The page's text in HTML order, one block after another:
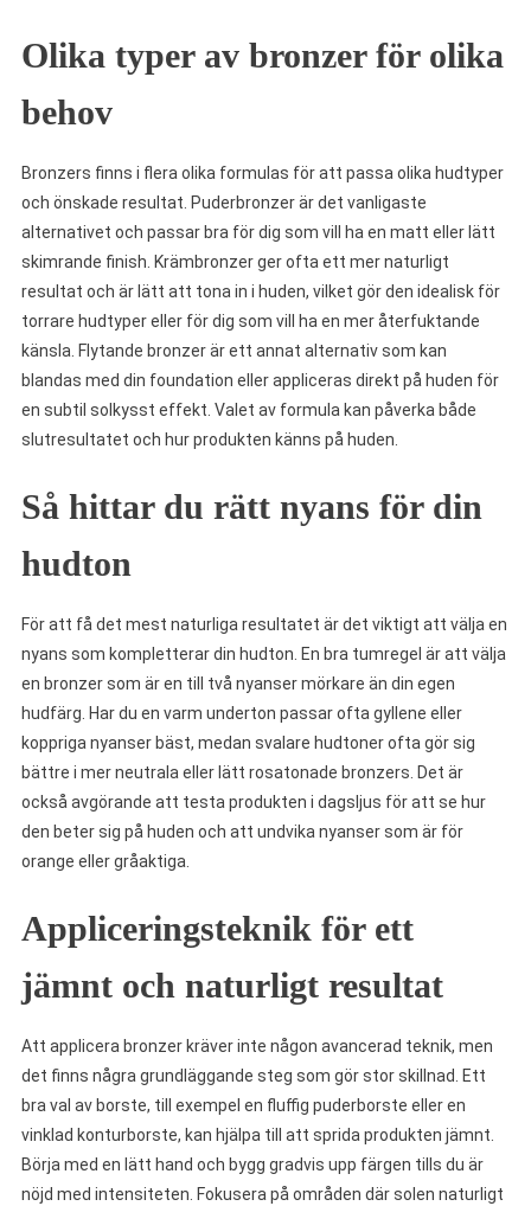
Olika typer av bronzer för olika
behov
Bronzers finns i flera olika formulas för att passa olika hudtyper
och önskade resultat. Puderbronzer är det vanligaste
alternativet och passar bra för dig som vill ha en matt eller lätt
skimrande finish. Krämbronzer ger ofta ett mer naturligt
resultat och är lätt att tona in i huden, vilket gör den idealisk för
torrare hudtyper eller för dig som vill ha en mer återfuktande
känsla. Flytande bronzer är ett annat alternativ som kan
blandas med din foundation eller appliceras direkt på huden för
en subtil solkysst effekt. Valet av formula kan påverka både
slutresultatet och hur produkten känns på huden.
Så hittar du rätt nyans för din
hudton
För att få det mest naturliga resultatet är det viktigt att välja en
nyans som kompletterar din hudton. En bra tumregel är att välja
en bronzer som är en till två nyanser mörkare än din egen
hudfärg. Har du en varm underton passar ofta gyllene eller
koppriga nyanser bäst, medan svalare hudtoner ofta gör sig
bättre i mer neutrala eller lätt rosatonade bronzers. Det är
också avgörande att testa produkten i dagsljus för att se hur
den beter sig på huden och att undvika nyanser som är för
orange eller gråaktiga.
Appliceringsteknik för ett
jämnt och naturligt resultat
Att applicera bronzer kräver inte någon avancerad teknik, men
det finns några grundläggande steg som gör stor skillnad. Ett
bra val av borste, till exempel en fluffig puderborste eller en
vinklad konturborste, kan hjälpa till att sprida produkten jämnt.
Börja med en lätt hand och bygg gradvis upp färgen tills du är
nöjd med intensiteten. Fokusera på områden där solen naturligt